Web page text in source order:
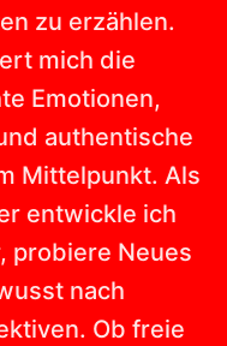
zu erzählen.
mich die
Emotionen,
authentische
Mittelpunkt. Als
entwickle ich
probiere Neues
nach
Ob freie